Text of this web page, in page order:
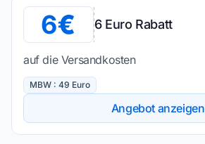
6 6 Euro Rabatt
auf die Versandkosten
MBW : 49 Euro
Angebot anzeigen